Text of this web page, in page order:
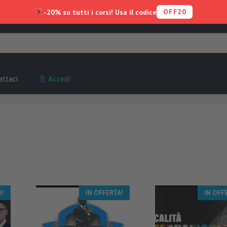
Accedi
IN OFFERTA! IN
-20% su tutti i corsi! Usa il codice OFF20